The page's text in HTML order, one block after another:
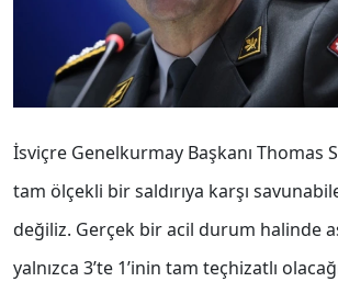
İsviçre Genelkurmay Başkanı Thomas
tam ölçekli bir saldırıya karşı
değiliz. Gerçek bir acil durum halinde
yalnızca 3’te 1’inin tam teçhizatlı